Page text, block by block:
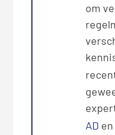
om
AD en